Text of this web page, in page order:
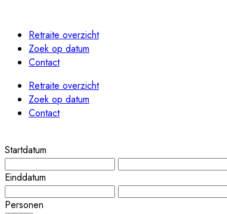
Retraite overzicht
Zoek op datum
Contact
Retraite overzicht
Zoek op datum
Contact
Startdatum
Einddatum
Personen